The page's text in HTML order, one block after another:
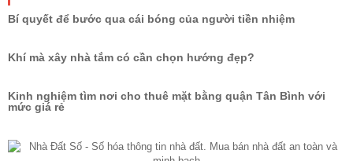
Bí quyết để bước qua cái bóng của người tiền nhiệm
Khí mà xây nhà tắm có cần chọn hướng đẹp?
Kinh nghiệm tìm nơi cho thuê mặt bằng quận Tân Bình với
mức giá rẻ